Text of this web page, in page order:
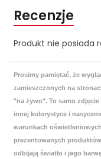
Recenzje
Produkt nie posiada
Prosimy pamiętać, że
zamieszczonych na
"na żywo". To samo
innej kolorystyce i
warunkach
prezentowanych
odbijają światło i jego